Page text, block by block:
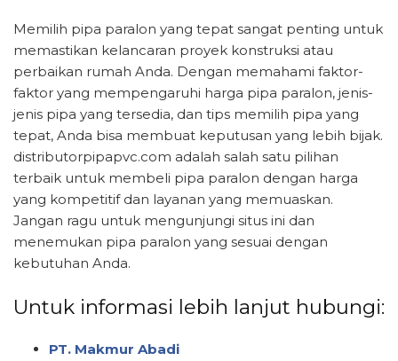
Memilih pipa paralon yang tepat sangat penting untuk
memastikan kelancaran proyek konstruksi atau
perbaikan rumah Anda. Dengan memahami faktor-
faktor yang mempengaruhi harga pipa paralon, jenis-
jenis pipa yang tersedia, dan tips memilih pipa yang
tepat, Anda bisa membuat keputusan yang lebih bijak.
distributorpipapvc.com adalah salah satu pilihan
terbaik untuk membeli pipa paralon dengan harga
yang kompetitif dan layanan yang memuaskan.
Jangan ragu untuk mengunjungi situs ini dan
menemukan pipa paralon yang sesuai dengan
kebutuhan Anda.
Untuk informasi lebih lanjut hubungi:
PT. Makmur Abadi